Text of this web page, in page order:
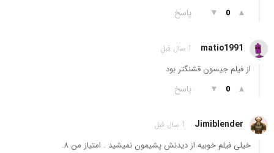
▲
0
▼ پاسخ
matio1991 1 سال قبل
از فیلم جیسون قشنگتر بود
▲
0
▼ پاسخ
Jimiblender 1 سال قبل
خیلی فیلم خوبیه از دیدنش پشیمون نمیشید . امتیاز من ۸.